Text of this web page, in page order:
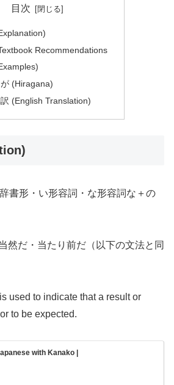
目次
Recommendations
(Hiragana)
(English Translation)
書形・い形容詞・な形容詞な＋の
然だ・当たり前だ（以下の文法と同
is used to indicate that a result or
to be expected.
with Kanako |